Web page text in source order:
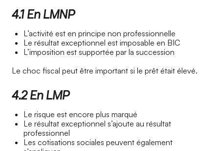
4.1 En LMNP
L’activité est en principe non professionnelle
Le résultat exceptionnel est imposable en BIC
L’imposition est supportée par la succession
Le choc fiscal peut être important si le prêt était élevé.
4.2 En LMP
Le risque est encore plus marqué
Le résultat exceptionnel s’ajoute au résultat
professionnel
Les cotisations sociales peuvent également